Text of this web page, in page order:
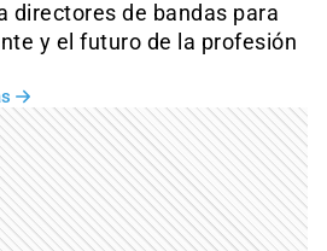
directores de bandas para
y el futuro de la profesión